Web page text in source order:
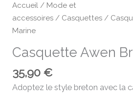
Accueil / Mode et
accessoires / Casquettes /
Marine
Casquette Awen
35,90€
Adoptez le style breton avec la